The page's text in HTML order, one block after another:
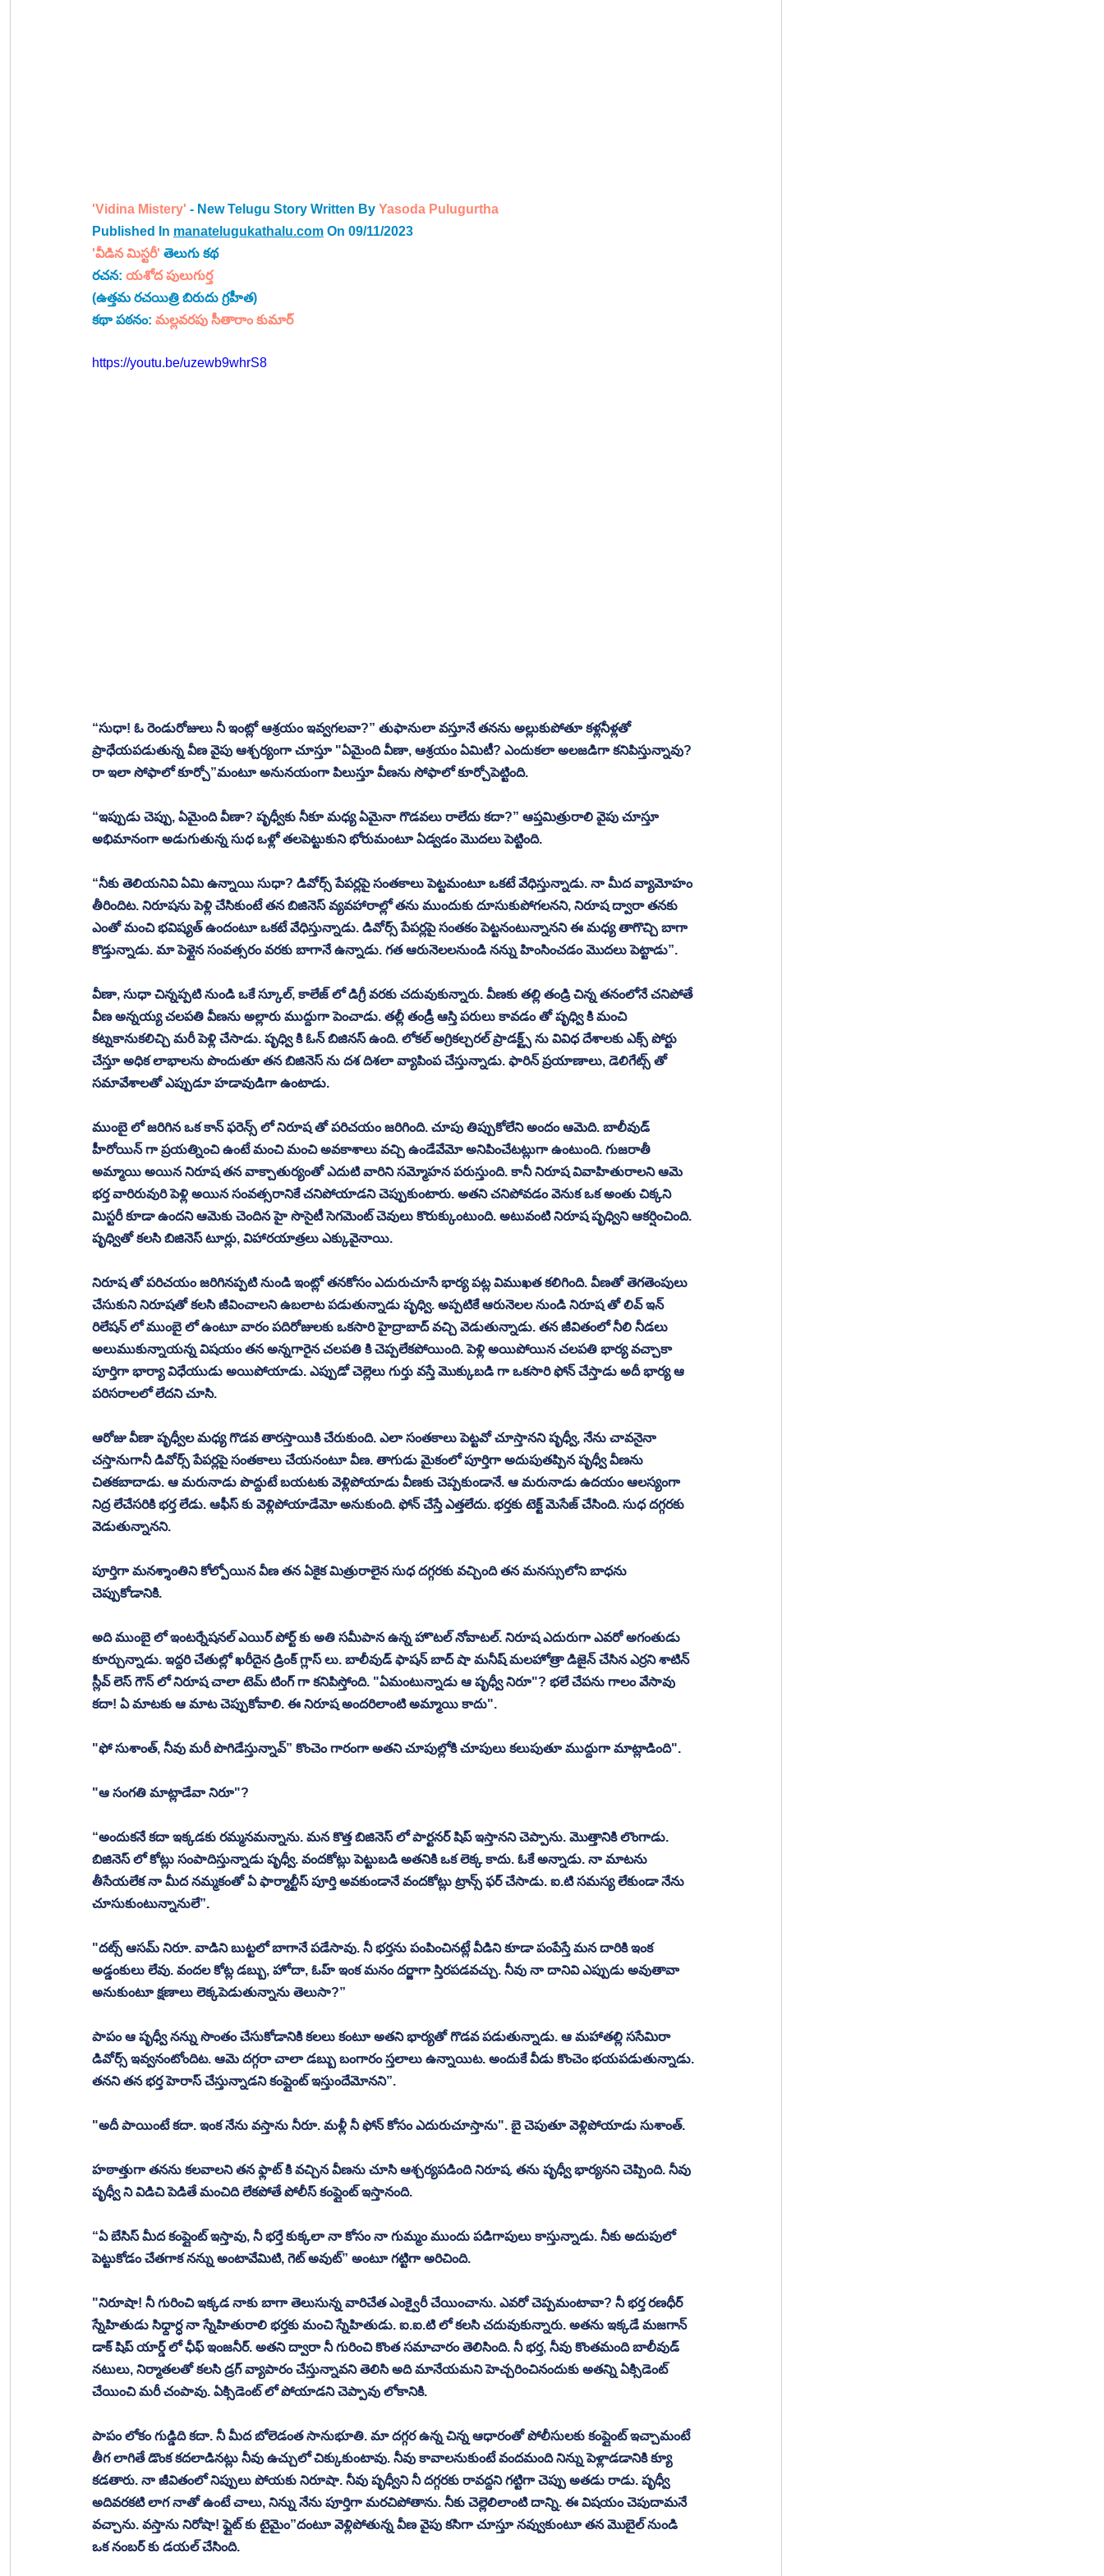
'Vidina Mistery' - New Telugu Story Written By Yasoda Pulugurtha
Published In manatelugukathalu.com On 09/11/2023
'వీడిన మిస్టరీ' తెలుగు కథ
రచన: యశోద పులుగుర్త
(ఉత్తమ రచయిత్రి బిరుదు గ్రహీత)
కథా పఠనం: మల్లవరపు సీతారాం కుమార్
https://youtu.be/uzewb9whrS8
“సుధా! ఓ రెండురోజులు నీ ఇంట్లో ఆశ్రయం ఇవ్వగలవా?” తుఫానులా వస్తూనే తనను అల్లుకుపోతూ కళ్లనీళ్లతో
ప్రాధేయపడుతున్న వీణ వైపు ఆశ్చర్యంగా చూస్తూ "ఏమైంది వీణా, ఆశ్రయం ఏమిటీ? ఎందుకలా అలజడిగా కనిపిస్తున్నావు?
రా ఇలా సోఫాలో కూర్చో”మంటూ అనునయంగా పిలుస్తూ వీణను సోఫాలో కూర్చోపెట్టింది.
“ఇప్పుడు చెప్పు, ఏమైంది వీణా? పృధ్వీకు నీకూ మధ్య ఏమైనా గొడవలు రాలేదు కదా?” ఆప్తమిత్రురాలి వైపు చూస్తూ
అభిమానంగా అడుగుతున్న సుధ ఒళ్లో తలపెట్టుకుని భోరుమంటూ ఏడ్వడం మొదలు పెట్టింది.
“నీకు తెలియనివి ఏమి ఉన్నాయి సుధా? డివోర్స్ పేపర్లపై సంతకాలు పెట్టమంటూ ఒకటే వేధిస్తున్నాడు. నా మీద వ్యామోహం
తీరిందిట. నిరూషను పెళ్లి చేసికుంటే తన బిజినెస్ వ్యవహారాల్లో తను ముందుకు దూసుకుపోగలనని, నిరూష ద్వారా తనకు
ఎంతో మంచి భవిష్యత్ ఉందంటూ ఒకటే వేధిస్తున్నాడు. డివోర్స్ పేపర్లపై సంతకం పెట్టనంటున్నానని ఈ మధ్య తాగొచ్చి బాగా
కొడ్తున్నాడు. మా పెళ్లైన సంవత్సరం వరకు బాగానే ఉన్నాడు. గత ఆరునెలలనుండి నన్ను హింసించడం మొదలు పెట్టాడు”.
వీణా, సుధా చిన్నప్పటి నుండి ఒకే స్కూల్, కాలేజ్ లో డిగ్రీ వరకు చదువుకున్నారు. వీణకు తల్లి తండ్రి చిన్న తనంలోనే చనిపోతే
వీణ అన్నయ్య చలపతి వీణను అల్లారు ముద్దుగా పెంచాడు. తల్లీ తండ్రీ ఆస్తి పరులు కావడం తో పృధ్వి కి మంచి
కట్నకానుకలిచ్చి మరీ పెళ్లి చేసాడు. పృధ్వి కి ఓన్ బిజినస్ ఉంది. లోకల్ అగ్రికల్చరల్ ప్రాడక్ట్స్ ను వివిధ దేశాలకు ఎక్స్ పోర్టు
చేస్తూ అధిక లాభాలను పొందుతూ తన బిజినెస్ ను దశ దిశలా వ్యాపింప చేస్తున్నాడు. ఫారిన్ ప్రయాణాలు, డెలిగేట్స్ తో
సమావేశాలతో ఎప్పుడూ హడావుడిగా ఉంటాడు.
ముంబై లో జరిగిన ఒక కాన్ ఫరెన్స్ లో నిరూష తో పరిచయం జరిగింది. చూపు తిప్పుకోలేని అందం ఆమెది. బాలీవుడ్
హీరోయిన్ గా ప్రయత్నించి ఉంటే మంచి మంచి అవకాశాలు వచ్చి ఉండేవేమో అనిపించేటట్లుగా ఉంటుంది. గుజరాతీ
అమ్మాయి అయిన నిరూష తన వాక్చాతుర్యంతో ఎదుటి వారిని సమ్మోహన పరుస్తుంది. కానీ నిరూష వివాహితురాలని ఆమె
భర్త వారిరువురి పెళ్లి అయిన సంవత్సరానికే చనిపోయాడని చెప్పుకుంటారు. అతని చనిపోవడం వెనుక ఒక అంతు చిక్కని
మిస్టరీ కూడా ఉందని ఆమెకు చెందిన హై సొసైటీ సెగమెంట్ చెవులు కొరుక్కుంటుంది. అటువంటి నిరూష పృధ్విని ఆకర్షించింది.
పృధ్వితో కలసి బిజినెస్ టూర్లు, విహారయాత్రలు ఎక్కువైనాయి.
నిరూష తో పరిచయం జరిగినప్పటి నుండి ఇంట్లో తనకోసం ఎదురుచూసే భార్య పట్ల విముఖత కలిగింది. వీణతో తెగతెంపులు
చేసుకుని నిరూషతో కలసి జీవించాలని ఉబలాట పడుతున్నాడు పృధ్వి. అప్పటికే ఆరునెలల నుండి నిరూష తో లివ్ ఇన్
రిలేషన్ లో ముంబై లో ఉంటూ వారం పదిరోజులకు ఒకసారి హైద్రాబాద్ వచ్చి వెడుతున్నాడు. తన జీవితంలో నీలి నీడలు
అలుముకున్నాయన్న విషయం తన అన్నగారైన చలపతి కి చెప్పలేకపోయింది. పెళ్లి అయిపోయిన చలపతి భార్య వచ్చాకా
పూర్తిగా భార్యా విధేయుడు అయిపోయాడు. ఎప్పుడో చెల్లెలు గుర్తు వస్తే మొక్కుబడి గా ఒకసారి ఫోన్ చేస్తాడు అదీ భార్య ఆ
పరిసరాలలో లేదని చూసి.
ఆరోజు వీణా పృధ్వీల మధ్య గొడవ తారస్తాయికి చేరుకుంది. ఎలా సంతకాలు పెట్టవో చూస్తానని పృధ్వీ, నేను చావనైనా
చస్తానుగానీ డివోర్స్ పేపర్లపై సంతకాలు చేయనంటూ వీణ. తాగుడు మైకంలో పూర్తిగా అదుపుతప్పిన పృధ్వీ వీణను
చితకబాదాడు. ఆ మరునాడు పొద్దుటే బయటకు వెళ్లిపోయాడు వీణకు చెప్పకుండానే. ఆ మరునాడు ఉదయం ఆలస్యంగా
నిద్ర లేచేసరికి భర్త లేడు. ఆఫీస్ కు వెళ్లిపోయాడేమో అనుకుంది. ఫోన్ చేస్తే ఎత్తలేదు. భర్తకు టెక్ట్ మెసేజ్ చేసింది. సుధ దగ్గరకు
వెడుతున్నానని.
పూర్తిగా మనశ్శాంతిని కోల్పోయిన వీణ తన ఏకైక మిత్రురాలైన సుధ దగ్గరకు వచ్చింది తన మనస్సులోని బాధను
చెప్పుకోడానికి.
అది ముంబై లో ఇంటర్నేషనల్ ఎయిర్ పోర్ట్ కు అతి సమీపాన ఉన్న హొటల్ నోవాటల్. నిరూష ఎదురుగా ఎవరో అగంతుడు
కూర్చున్నాడు. ఇద్దరి చేతుల్లో ఖరీదైన డ్రింక్ గ్లాస్ లు. బాలీవుడ్ ఫాషన్ బాద్ షా మనీష్ మలహోత్రా డిజైన్ చేసిన ఎర్రని శాటిన్
స్లీవ్ లెస్ గౌన్ లో నిరూష చాలా టెమ్ టింగ్ గా కనిపిస్తోంది. "ఏమంటున్నాడు ఆ పృధ్వీ నిరూ"? భలే చేపను గాలం వేసావు
కదా! ఏ మాటకు ఆ మాట చెప్పుకోవాలి. ఈ నిరూష అందరిలాంటి అమ్మాయి కాదు".
"ఫో సుశాంత్, నీవు మరీ పొగిడేస్తున్నావ్” కొంచెం గారంగా అతని చూపుల్లోకి చూపులు కలుపుతూ ముద్దుగా మాట్లాడింది".
"ఆ సంగతి మాట్లాడేవా నిరూ"?
“అందుకనే కదా ఇక్కడకు రమ్మనమన్నాను. మన కొత్త బిజినెస్ లో పార్టనర్ షిప్ ఇస్తానని చెప్పాను. మొత్తానికి లొంగాడు.
బిజినెస్ లో కోట్లు సంపాదిస్తున్నాడు పృధ్వీ. వందకోట్లు పెట్టుబడి అతనికి ఒక లెక్క కాదు. ఓకే అన్నాడు. నా మాటను
తీసేయలేక నా మీద నమ్మకంతో ఏ ఫార్మాల్టీస్ పూర్తి అవకుండానే వందకోట్లు ట్రాన్స్ ఫర్ చేసాడు. ఐ.టి సమస్య లేకుండా నేను
చూసుకుంటున్నానులే”.
"దట్స్ ఆసమ్ నిరూ. వాడిని బుట్టలో బాగానే పడేసావు. నీ భర్తను పంపించినట్లే వీడిని కూడా పంపేస్తే మన దారికి ఇంక
అడ్డంకులు లేవు. వందల కోట్ల డబ్బు, హోదా, ఓహ్ ఇంక మనం దర్జాగా స్తిరపడవచ్చు. నీవు నా దానివి ఎప్పుడు అవుతావా
అనుకుంటూ క్షణాలు లెక్కపెడుతున్నాను తెలుసా?”
పాపం ఆ పృధ్వీ నన్ను సొంతం చేసుకోడానికి కలలు కంటూ అతని భార్యతో గొడవ పడుతున్నాడు. ఆ మహాతల్లి ససేమిరా
డివోర్స్ ఇవ్వనంటోందిట. ఆమె దగ్గరా చాలా డబ్బు బంగారం స్తలాలు ఉన్నాయిట. అందుకే వీడు కొంచెం భయపడుతున్నాడు.
తనని తన భర్త హెరాస్ చేస్తున్నాడని కంప్లైంట్ ఇస్తుందేమోనని”.
"అదీ పాయింటే కదా. ఇంక నేను వస్తాను నీరూ. మళ్లీ నీ ఫోన్ కోసం ఎదురుచూస్తాను". బై చెపుతూ వెళ్లిపోయాడు సుశాంత్.
హఠాత్తుగా తనను కలవాలని తన ఫ్లాట్ కి వచ్చిన వీణను చూసి ఆశ్చర్యపడింది నిరూష. తను పృధ్వీ భార్యనని చెప్పింది. నీవు
పృధ్వీ ని విడిచి పెడితే మంచిది లేకపోతే పోలీస్ కంప్లైంట్ ఇస్తానంది.
“ఏ బేసిస్ మీద కంప్లైంట్ ఇస్తావు, నీ భర్తే కుక్కలా నా కోసం నా గుమ్మం ముందు పడిగాపులు కాస్తున్నాడు. నీకు అదుపులో
పెట్టుకోడం చేతగాక నన్ను అంటావేమిటి, గెట్ అవుట్” అంటూ గట్టిగా అరిచింది.
"నిరూషా! నీ గురించి ఇక్కడ నాకు బాగా తెలుసున్న వారిచేత ఎంక్వైరీ చేయించాను. ఎవరో చెప్పమంటావా? నీ భర్త రణధీర్
స్నేహితుడు సిధ్దార్ధ నా స్నేహితురాలి భర్తకు మంచి స్నేహితుడు. ఐ.ఐ.టి లో కలసి చదువుకున్నారు. అతను ఇక్కడే మజగాన్
డాక్ షిప్ యార్డ్ లో ఛీఫ్ ఇంజనీర్. అతని ద్వారా నీ గురించి కొంత సమాచారం తెలిసింది. నీ భర్త, నీవు కొంతమంది బాలీవుడ్
నటులు, నిర్మాతలతో కలసి డ్రగ్ వ్యాపారం చేస్తున్నావని తెలిసి అది మానేయమని హెచ్చరించినందుకు అతన్ని ఏక్సిడెంట్
చేయించి మరీ చంపావు. ఏక్సిడెంట్ లో పోయాడని చెప్పావు లోకానికి.
పాపం లోకం గుడ్డిది కదా. నీ మీద బోలెడంత సానుభూతి. మా దగ్గర ఉన్న చిన్న ఆధారంతో పోలీసులకు కంప్లైంట్ ఇచ్చామంటే
తీగ లాగితే డొంక కదలాడినట్లు నీవు ఉచ్చులో చిక్కుకుంటావు. నీవు కావాలనుకుంటే వందమంది నిన్ను పెళ్లాడడానికి క్యూ
కడతారు. నా జీవితంలో నిప్పులు పోయకు నిరూషా. నీవు పృధ్వీని నీ దగ్గరకు రావద్దని గట్టిగా చెప్పు అతడు రాడు. పృధ్వీ
అదివరకటి లాగ నాతో ఉంటే చాలు, నిన్ను నేను పూర్తిగా మరచిపోతాను. నీకు చెల్లెలిలాంటి దాన్ని. ఈ విషయం చెపుదామనే
వచ్చాను. వస్తాను నిరోషా! ఫ్లైట్ కు టైమైం”దంటూ వెళ్లిపోతున్న వీణ వైపు కసిగా చూస్తూ నవ్వుకుంటూ తన మొబైల్ నుండి
ఒక నంబర్ కు డయల్ చేసింది.